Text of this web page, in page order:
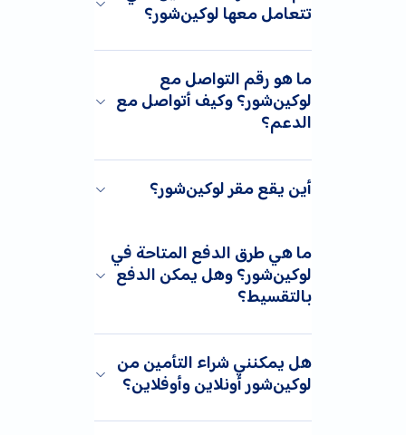
تتعامل معها لوكين‌شور؟
ما هو رقم التواصل مع
لوكين‌شور؟ وكيف أتواصل مع
الدعم؟
أين يقع مقر لوكين‌شور؟
ما هي طرق الدفع المتاحة في
لوكين‌شور؟ وهل يمكن الدفع
بالتقسيط؟
هل يمكنني شراء التأمين من
لوكين‌شور أونلاين وأوفلاين؟